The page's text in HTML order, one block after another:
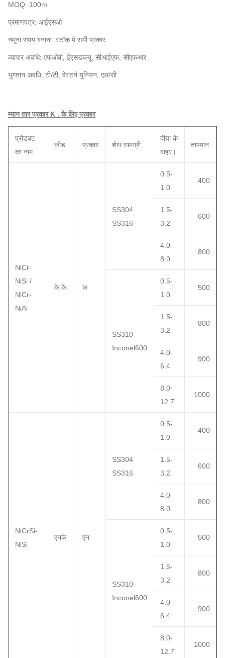
MOQ: 100m
प्रमाणपत्र: आईएसओ
नमूना समय बनाना: स्टॉक में सभी प्रकार
व्यापार अवधि: एफओबी, ईएसडब्ल्यू, सीआईएफ, सीएफआर
भुगतान अवधि: टी/टी, वेस्टर्न यूनियन, एल/सी
म्यान तार प्रकार K . के लिए प्रकार
प्रोडक्ट
का नाम
कोड प्रकार शेथ सामग्री
दीया के
बाहर।
तापमान
NiCr-
NiSi /
NiCr-
NiAl
के.के. क
SS304
SS316
0.5-
1.0
400
1.5-
3.2
600
4.0-
8.0
800
SS310
Inconel600
0.5-
1.0
500
1.5-
3.2
800
4.0-
6.4
900
8.0-
12.7
1000
NiCrSi-
NiSi
एनके एन
SS304
SS316
0.5-
1.0
400
1.5-
3.2
600
4.0-
8.0
800
SS310
Inconel600
0.5-
1.0
500
1.5-
3.2
800
4.0-
6.4
900
8.0-
12.7
1000